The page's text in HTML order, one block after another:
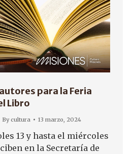
para la Feria
Libro
Bycultura 13 marzo, 2024
13 y hasta el miércoles
en la Secretaría de